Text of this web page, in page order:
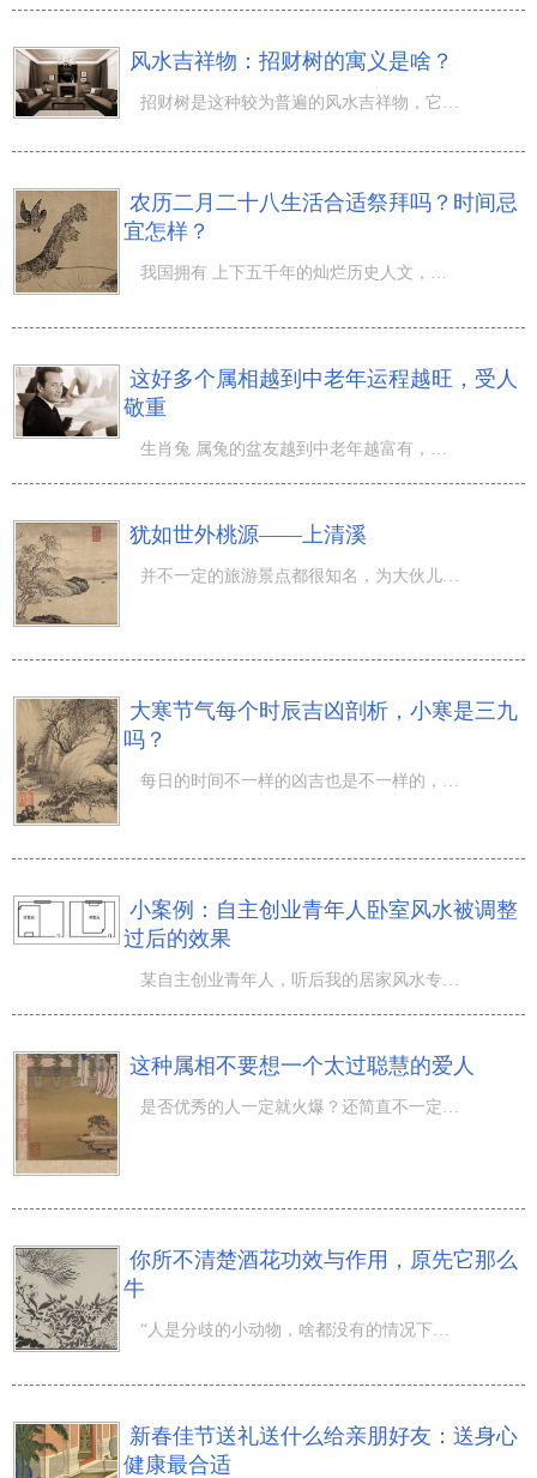
风水吉祥物：招财树的寓义是啥？
招财树是这种较为普遍的风水吉祥物，它也称为招财树，大部分人应该十分熟悉，许多家中或是企业及其公司都喜
农历二月二十八生活合适祭拜吗？时间忌
宜怎样？
我国拥有 上下五千年的灿烂历史人文，在悠长的時间承传之中，我国慢慢产生了各种各样的八字命理文化艺术，
这好多个属相越到中老年运程越旺，受人
敬重
生肖兔 属兔的盆友越到中老年越富有，小的那时候家中太穷，因此始终也很不如意，都是依靠自己，可是来到中
犹如世外桃源——上清溪
并不一定的旅游景点都很知名，为大伙儿所了解。坚信很多人都讨厌去著名旅游景点感受人挤人的体会，而更喜欢
大寒节气每个时辰吉凶剖析，小寒是三九
吗？
每日的时间不一样的凶吉也是不一样的，有的时间时好的，而有的时间则是凶的，那麼，一起来看一下，大寒节气
小案例：自主创业青年人卧室风水被调整
过后的效果
某自主创业青年人，听后我的居家风水专题讲座后，请我到他租房子住的屋子调节房间风水。堪察完当场及周围环
这种属相不要想一个太过聪慧的爱人
是否优秀的人一定就火爆？还简直不一定。例如有的人实际上并讨厌自身的另一半太过聪慧。她们感觉自身够聪慧
你所不清楚酒花功效与作用，原先它那么
牛
新春佳节送礼送什么给亲朋好友：送身心
健康最合适